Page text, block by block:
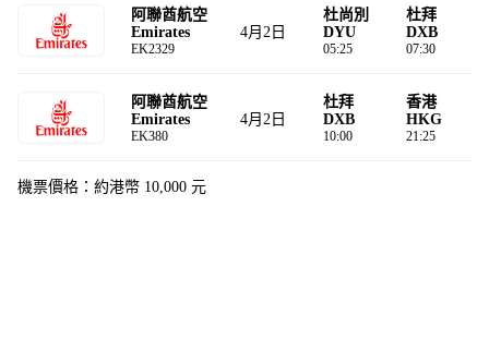
阿聯酋航空
Emirates
EK2329
4月2日
杜尚別
DYU
05:25
杜拜
DXB
07:30
阿聯酋航空
Emirates
EK380
4月2日
杜拜
DXB
10:00
香港
HKG
21:25
機票價格：約港幣 10,000 元